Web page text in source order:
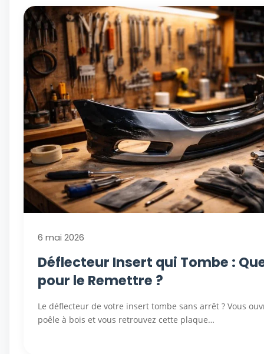
6 mai 2026
Déflecteur Insert qui Tombe :
pour le Remettre ?
Le déflecteur de votre insert tombe sans arrêt ? Vous
poêle à bois et vous retrouvez cette plaque…